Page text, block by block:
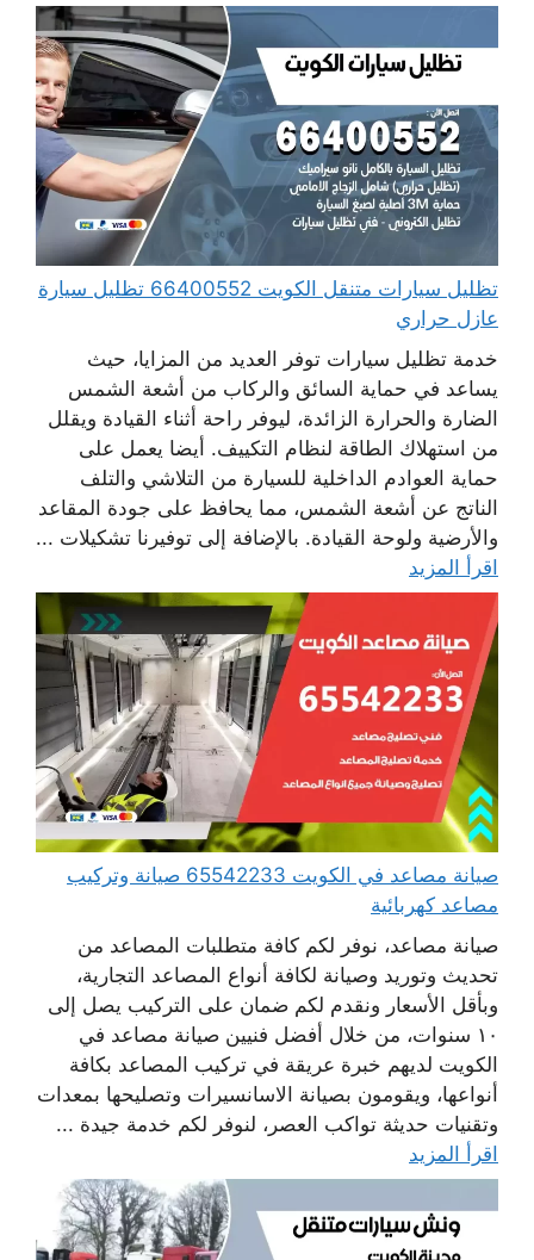
تظليل سيارات متنقل الكويت 66400552 تظليل سيارة
عازل حراري
خدمة تظليل سيارات توفر العديد من المزايا، حيث
يساعد في حماية السائق والركاب من أشعة الشمس
الضارة والحرارة الزائدة، ليوفر راحة أثناء القيادة ويقلل
من استهلاك الطاقة لنظام التكييف. أيضا يعمل على
حماية العوادم الداخلية للسيارة من التلاشي والتلف
الناتج عن أشعة الشمس، مما يحافظ على جودة المقاعد
والأرضية ولوحة القيادة. بالإضافة إلى توفيرنا تشكيلات ...
اقرأ المزيد
صيانة مصاعد في الكويت 65542233 صيانة وتركيب
مصاعد كهربائية
صيانة مصاعد، نوفر لكم كافة متطلبات المصاعد من
تحديث وتوريد وصيانة لكافة أنواع المصاعد التجارية،
وبأقل الأسعار ونقدم لكم ضمان على التركيب يصل إلى
١٠ سنوات، من خلال أفضل فنيين صيانة مصاعد في
الكويت لديهم خبرة عريقة في تركيب المصاعد بكافة
أنواعها، ويقومون بصيانة الاسانسيرات وتصليحها بمعدات
وتقنيات حديثة تواكب العصر، لنوفر لكم خدمة جيدة ...
اقرأ المزيد